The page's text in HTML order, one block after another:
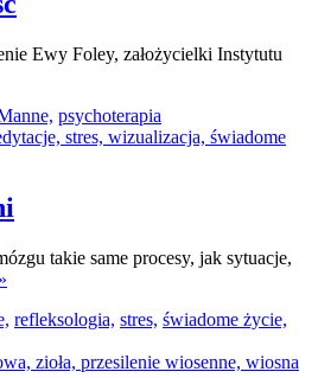
Ewy Foley, założycielki Instytutu
psychoterapia
takie same procesy, jak sytuacje,
»
refleksologia, stres, świadome życie,